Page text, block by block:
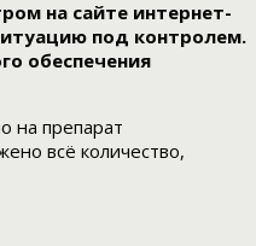
на сайте интернет-
под контролем.
обеспечения
на препарат
всё количество,